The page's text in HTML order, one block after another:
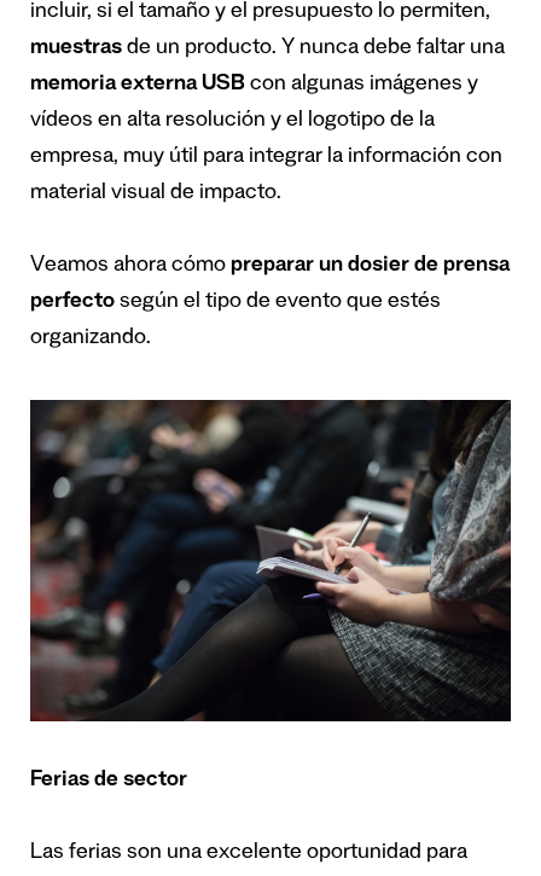
incluir, si el tamaño y el presupuesto lo permiten,
muestras de un producto. Y nunca debe faltar una
memoria externa USB con algunas imágenes y
vídeos en alta resolución y el logotipo de la
empresa, muy útil para integrar la información con
material visual de impacto.
Veamos ahora cómo preparar un dosier de prensa
perfecto según el tipo de evento que estés
organizando.
Ferias de sector
Las ferias son una excelente oportunidad para